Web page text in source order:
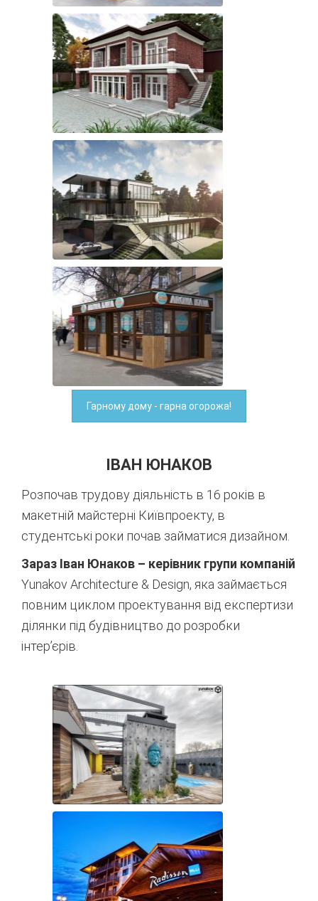
Гарному дому - гарна огорожа!
ІВАН ЮНАКОВ
Розпочав трудову діяльність в 16 років в
макетній майстерні Київпроекту, в
студентські роки почав займатися дизайном.
Зараз Іван Юнаков – керівник групи компаній
Yunakov Architecture & Design, яка займається
повним циклом проектування від експертизи
ділянки під будівництво до розробки
інтер’єрів.